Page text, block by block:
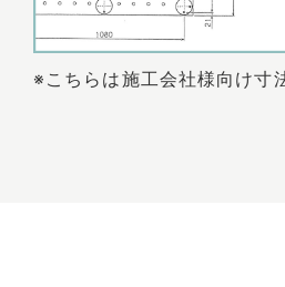
※こちらは施工会社様向け寸